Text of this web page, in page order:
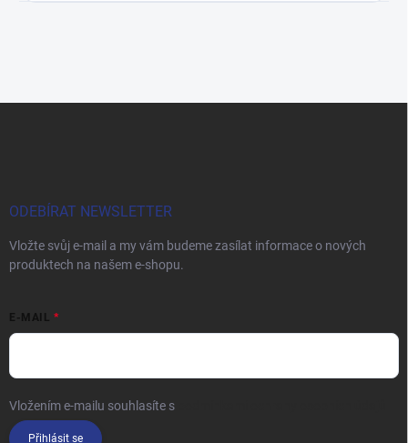
ODEBÍRAT NEWSLETTER
Vložte svůj e-mail a my vám budeme zasílat informace o nových
produktech na našem e-shopu.
E-MAIL
Vložením e-mailu souhlasíte s
Přihlásit se